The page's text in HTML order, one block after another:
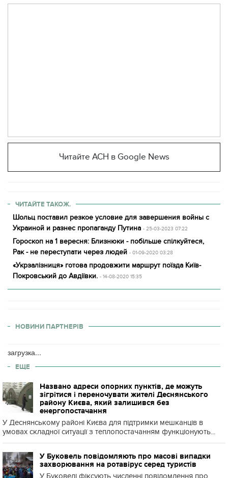
Читайте АСН в Google News
ЧИТАЙТЕ ТАКОЖ.
Шольц поставил резкое условие для завершения войны с
Украиной и разнес пропаганду Путина - 25-03-2023 07:22
Гороскоп на 1 вересня: Близнюки - побільше спілкуйтеся,
Рак - не переступати через людей - 01-09-2020 03:28
«Укрзалізниця» готова продовжити маршрут поїзда Київ-
Покровський до Авдіївки. - 14-08-2020 15:35
НОВИНИ ПАРТНЕРІВ
загрузка...
ЕЩЕ
Названо адреси опорних пунктів, де можуть
зігрітися і переночувати жителі Деснянського
району Києва, який залишився без
енергопостачання
У Деснянському районі Києва для підтримки мешканців в
умовах складної ситуації з теплопостачанням функціонують...
У Буковель повідомляють про масові випадки
захворювання на ротавірус серед туристів
У Буковелі фіксують численні повідомлення про